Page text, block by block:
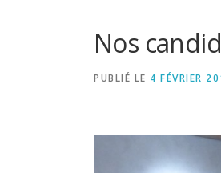
Nos
PUBLIÉ LE 4 FÉVRIER